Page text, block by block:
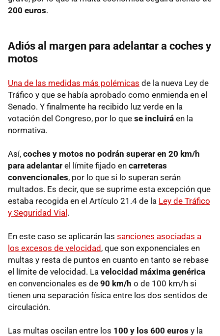
200 euros.
Adiós al margen para adelantar a coches y
motos
Una de las medidas más polémicas de la nueva Ley de
Tráfico y que se había aprobado como enmienda en el
Senado. Y finalmente ha recibido luz verde en la
votación del Congreso, por lo que se incluirá en la
normativa.
Así, coches y motos no podrán superar en 20 km/h
para adelantar el límite fijado en carreteras
convencionales, por lo que si lo superan serán
multados. Es decir, que se suprime esta excepción que
estaba recogida en el Artículo 21.4 de la Ley de Tráfico
y Seguridad Vial.
En este caso se aplicarán las sanciones asociadas a
los excesos de velocidad, que son exponenciales en
multas y resta de puntos en cuanto en tanto se rebase
el límite de velocidad. La velocidad máxima genérica
en convencionales es de 90 km/h o de 100 km/h si
tienen una separación física entre los dos sentidos de
circulación.
Las multas oscilan entre los 100 y los 600 euros y la